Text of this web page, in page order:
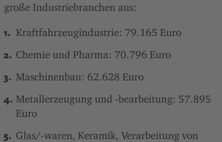
große Industriebranchen aus:
Kraftfahrzeugindustrie: 79.165 Euro
Chemie und Pharma: 70.796 Euro
Maschinenbau: 62.628 Euro
Metallerzeugung und -bearbeitung: 57.895
Euro
Glas/-waren, Keramik, Verarbeitung von